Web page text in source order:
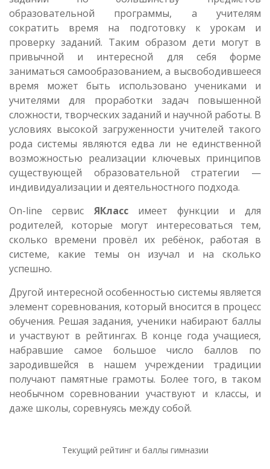
образовательной программы, а учителям
сократить время на подготовку к урокам и
проверку заданий. Таким образом дети могут в
привычной и интересной для себя форме
заниматься самообразованием, а высвободившееся
время может быть использовано учениками и
учителями для проработки задач повышенной
сложности, творческих заданий и научной работы. В
условиях высокой загруженности учителей такого
рода системы являются едва ли не единственной
возможностью реализации ключевых принципов
существующей образовательной стратегии —
индивидуализации и деятельностного подхода.
On-line сервис ЯКлассимеет функции и для
родителей, которые могут интересоваться тем,
сколько времени провёл их ребёнок, работая в
системе, какие темы он изучал и на сколько
успешно.
Другой интересной особенностью системы является
элемент соревнования, который вносится в процесс
обучения. Решая задания, ученики набирают баллы
и участвуют в рейтингах. В конце года учащиеся,
набравшие самое большое число баллов по
зародившейся в нашем учреждении традиции
получают памятные грамоты. Более того, в таком
необычном соревновании участвуют и классы, и
даже школы, соревнуясь между собой.
Текущий рейтинг и баллы гимназии